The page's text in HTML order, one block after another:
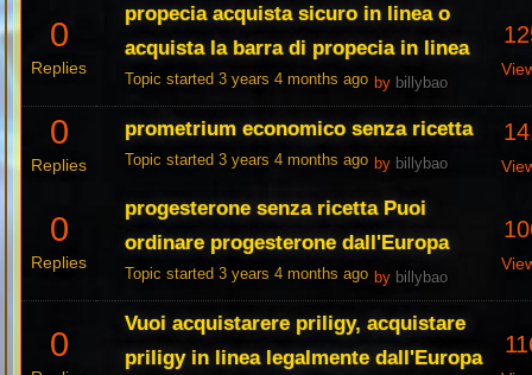
0
Replies
propecia acquista sicuro in linea o
acquista la barra di propecia in linea
Topic started 3 years 4 months ago by billybao
0
Replies
prometrium economico senza ricetta
Topic started 3 years 4 months ago by billybao
0
Replies
progesterone senza ricetta Puoi
ordinare progesterone dall'Europa
Topic started 3 years 4 months ago by billybao
0
Vuoi acquistarere priligy, acquistare
priligy in linea legalmente dall'Europa